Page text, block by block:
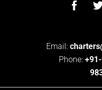
Email:
Phone: